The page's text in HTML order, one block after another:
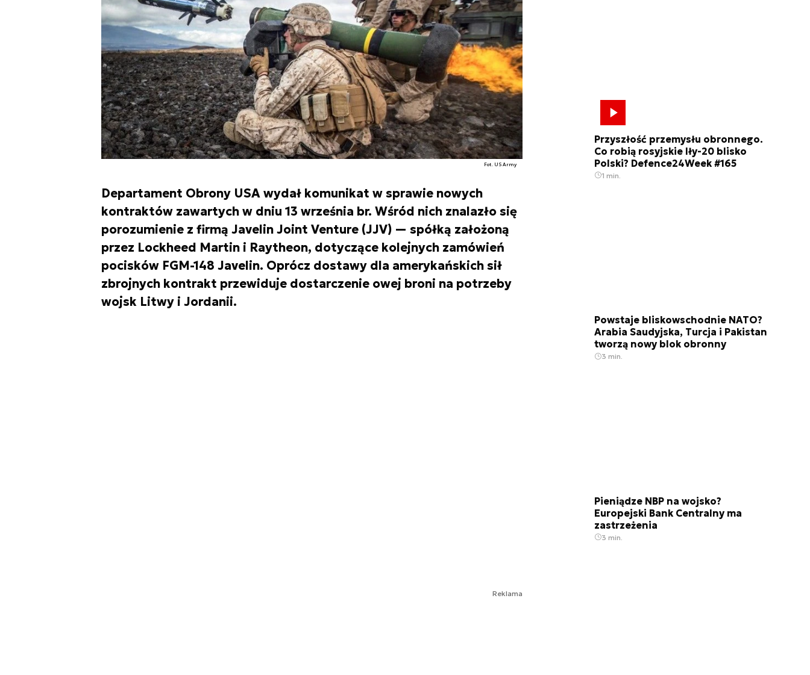
Fot. US Army
Departament Obrony USA wydał komunikat w sprawie nowych
kontraktów zawartych w dniu 13 września br. Wśród nich znalazło się
porozumienie z firmą Javelin Joint Venture (JJV) — spółką założoną
przez Lockheed Martin i Raytheon, dotyczące kolejnych zamówień
pocisków FGM-148 Javelin. Oprócz dostawy dla amerykańskich sił
zbrojnych kontrakt przewiduje dostarczenie owej broni na potrzeby
wojsk Litwy i Jordanii.
Reklama
Przyszłość przemysłu obronnego.
Co robią rosyjskie Iły-20 blisko
Polski? Defence24Week #165
1 min.
Powstaje bliskowschodnie NATO?
Arabia Saudyjska, Turcja i Pakistan
tworzą nowy blok obronny
3 min.
Pieniądze NBP na wojsko?
Europejski Bank Centralny ma
zastrzeżenia
3 min.